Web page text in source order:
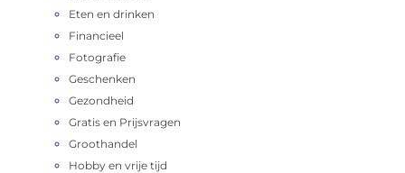
Eten en drinken
Financieel
Fotografie
Geschenken
Gezondheid
Gratis en Prijsvragen
Groothandel
Hobby en vrije tijd